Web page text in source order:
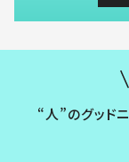
“人”のグッド